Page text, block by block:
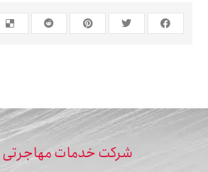
شرکت خدمات مهاجرتی